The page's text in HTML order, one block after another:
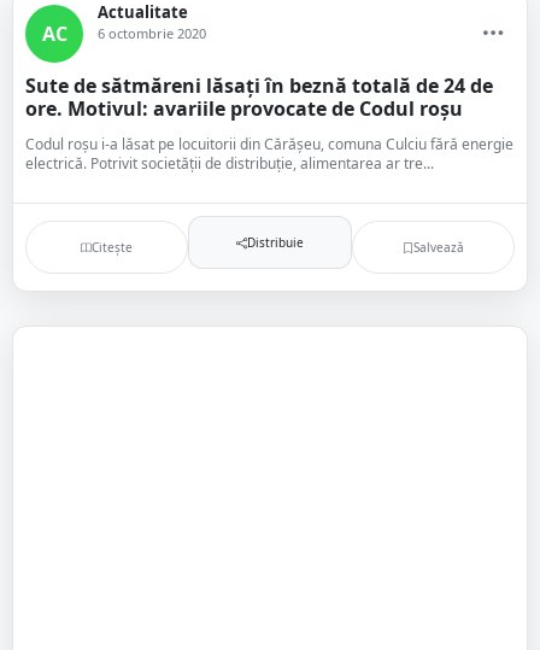
AC
Actualitate
6 octombrie 2020
Sute de sătmăreni lăsați în beznă totală de 24 de
ore. Motivul: avariile provocate de Codul roșu
Codul roșu i-a lăsat pe locuitorii din Cărășeu, comuna Culciu fără energie
electrică. Potrivit societății de distribuție, alimentarea ar tre...
Citește Distribuie Salvează